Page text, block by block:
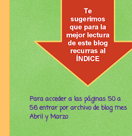
Para acceder a las páginas 50 a
56 entrar por archivo de blog mes
Abril y Marzo